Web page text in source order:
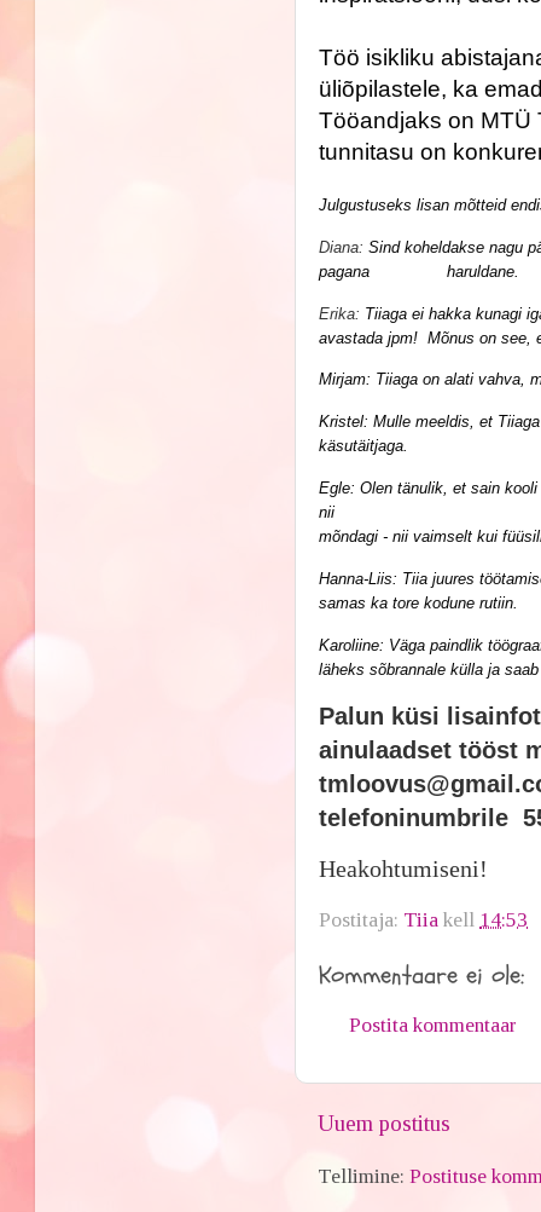
Töö isikliku
üliõpilastele, ka
Tööandjaks on MTÜ
tunnitasu on
Julgustuseks lisan mõtteid
Diana:Sind koheldakse nagu
pagana haruldane.
Erika: Tiiaga ei hakka kunagi
avastada jpm! Mõnus on see,
Mirjam: Tiiaga on alati vahva,
Kristel: Mulle meeldis, et
käsutäitjaga.
Egle:Olen tänulik, et sain
mõndagi - nii vaimselt kui
Hanna-Liis: Tiia juures
samas ka tore kodune rutiin.
Karoliine: Väga paindlik
läheks sõbrannale külla ja
Palun küsi
ainulaadset tööst
telefoninumbrile
Heakohtumiseni!
Postitaja: Tiia kell 14:53
Kommentaare ei ole:
Postita kommentaar
Uuem postitus
Tellimine:Postituse